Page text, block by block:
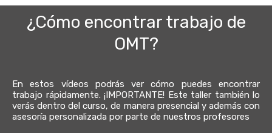
¿Cómo encontrar trabajo de
OMT?
En estos vídeos podrás ver cómo puedes encontrar
trabajo rápidamente. ¡IMPORTANTE! Este taller también lo
verás dentro del curso, de manera presencial y además con
asesoría personalizada por parte de nuestros profesores